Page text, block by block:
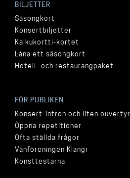
BILJETTER
Säsongkort
Konsertbiljetter
Kaikukortti-kortet
Låna ett säsongkort
Hotell- och restaurangpaket
FÖR PUBLIKEN
Konsert-intron och liten ouvertyr
Öppna repetitioner
Ofta ställda frågor
Vänföreningen Klangi
Konsttestarna